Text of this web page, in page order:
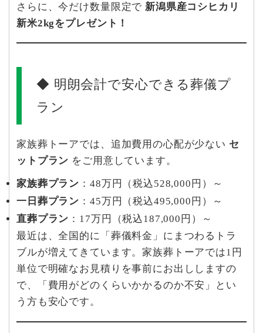
さらに、今だけ数量限定で新潟県産コシヒカリ
新米2kgをプレゼント！
◆ 明朗会計で安心できる葬儀プ
ラン
家族葬トーアでは、追加費用の心配が少ない セ
ットプラン をご用意しています。
家族葬プラン ：48万円（税込528,000円）～
一日葬プラン ：45万円（税込495,000円）～
直葬プラン ：17万円（税込187,000円）～
最近は、全国的に「葬儀料金」にまつわるトラ
ブルが増えてきています。家族葬トーアでは1円
単位で明確なお見積りを事前にお出ししますの
で、「費用がどのくらいかかるのか不安」とい
う方も安心です。